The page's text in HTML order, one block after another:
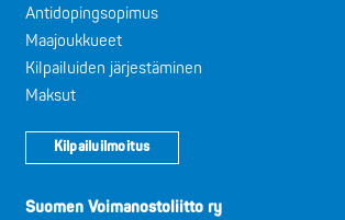
Antidopingsopimus
Maajoukkueet
Kilpailuiden järjestäminen
Maksut
Kilpailuilmoitus
Suomen Voimanostoliitto ry